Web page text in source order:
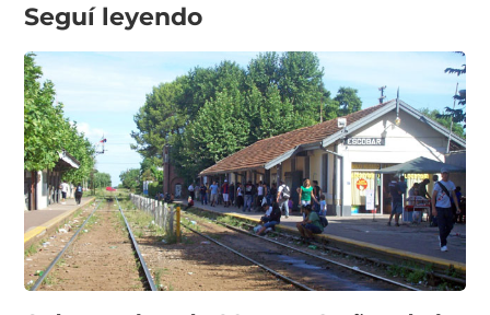
Seguí leyendo